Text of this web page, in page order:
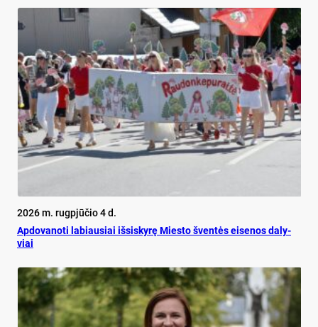
2026 m. rugpjūčio 4 d.
Ap­do­va­no­ti la­biau­siai iš­si­sky­rę Mies­to šven­tės ei­se­nos da­ly­
viai